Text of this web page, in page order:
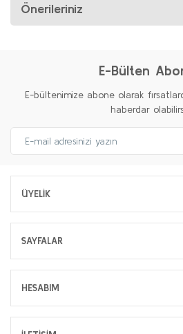
Önerileriniz
E-Bülten
E-bültenimize abone olarak
haberdar
ÜYELİK
SAYFALAR
HESABIM